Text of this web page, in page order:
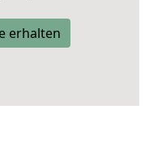
erhalten